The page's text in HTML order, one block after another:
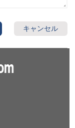
キャンセル